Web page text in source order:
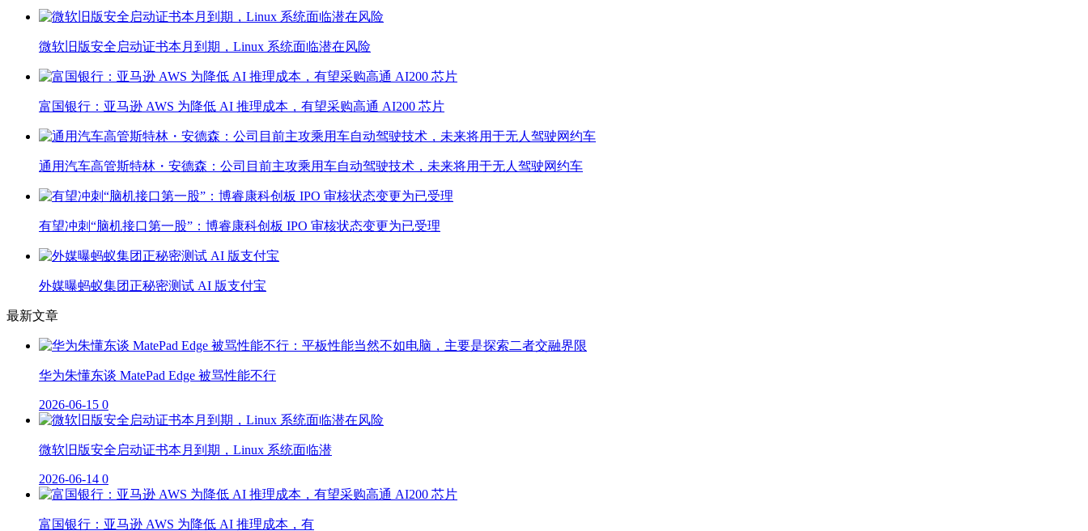
微软旧版安全启动证书本月到期，Linux 系统面临潜在风险
富国银行：亚马逊 AWS 为降低 AI 推理成本，有望采购高通 AI200 芯片
通用汽车高管斯特林・安德森：公司目前主攻乘用车自动驾驶技术，未来将用于无人驾驶网约车
有望冲刺“脑机接口第一股”：博睿康科创板 IPO 审核状态变更为已受理
外媒曝蚂蚁集团正秘密测试 AI 版支付宝
最新文章
华为朱懂东谈 MatePad Edge 被骂性能不行
2026-06-15 0
微软旧版安全启动证书本月到期，Linux 系统面临潜
2026-06-14 0
富国银行：亚马逊 AWS 为降低 AI 推理成本，有